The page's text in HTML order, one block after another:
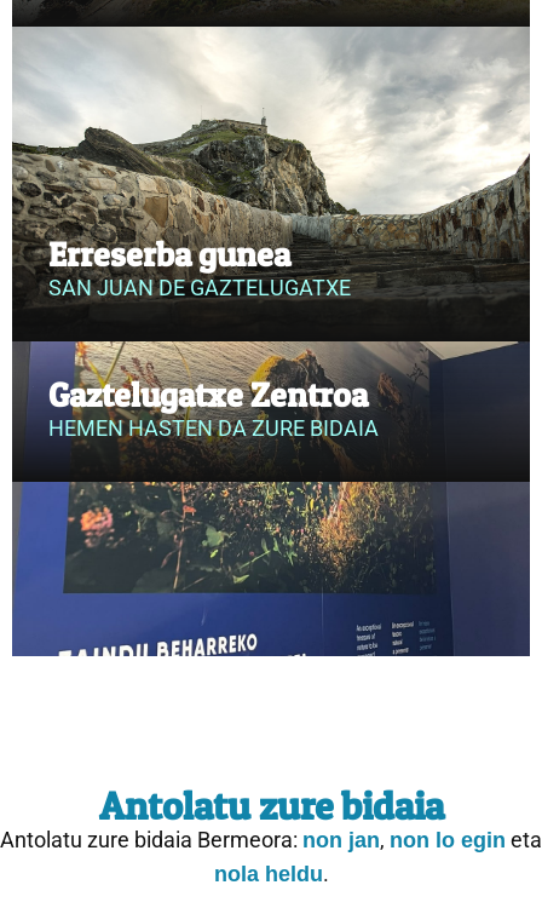
Erreserba gunea
SAN JUAN DE GAZTELUGATXE
Gaztelugatxe Zentroa
HEMEN HASTEN DA ZURE BIDAIA
Antolatu zure bidaia
Antolatu zure bidaia Bermeora: non jan, non lo egin eta
nola heldu.